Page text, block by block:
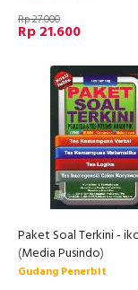
Rp 27.000
Rp 21.600
(Media Pusindo)
Gudang Penerbit